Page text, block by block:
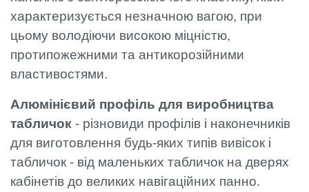
характеризується незначною вагою, при
цьому володіючи високою міцністю,
протипожежними та антикорозійними
властивостями.
Алюмінієвий профіль для виробництва
табличок - різновиди профілів і наконечників
для виготовлення будь-яких типів вивісок і
табличок - від маленьких табличок на дверях
кабінетів до великих навігаційних панно.